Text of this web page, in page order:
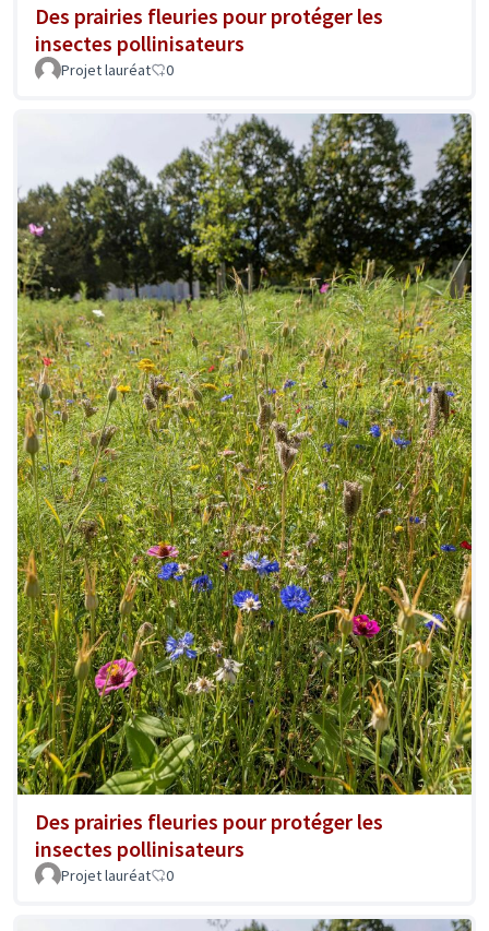
Des prairies fleuries pour protéger les
insectes pollinisateurs
Projet lauréat 0
Des prairies fleuries pour protéger les
insectes pollinisateurs
Projet lauréat 0